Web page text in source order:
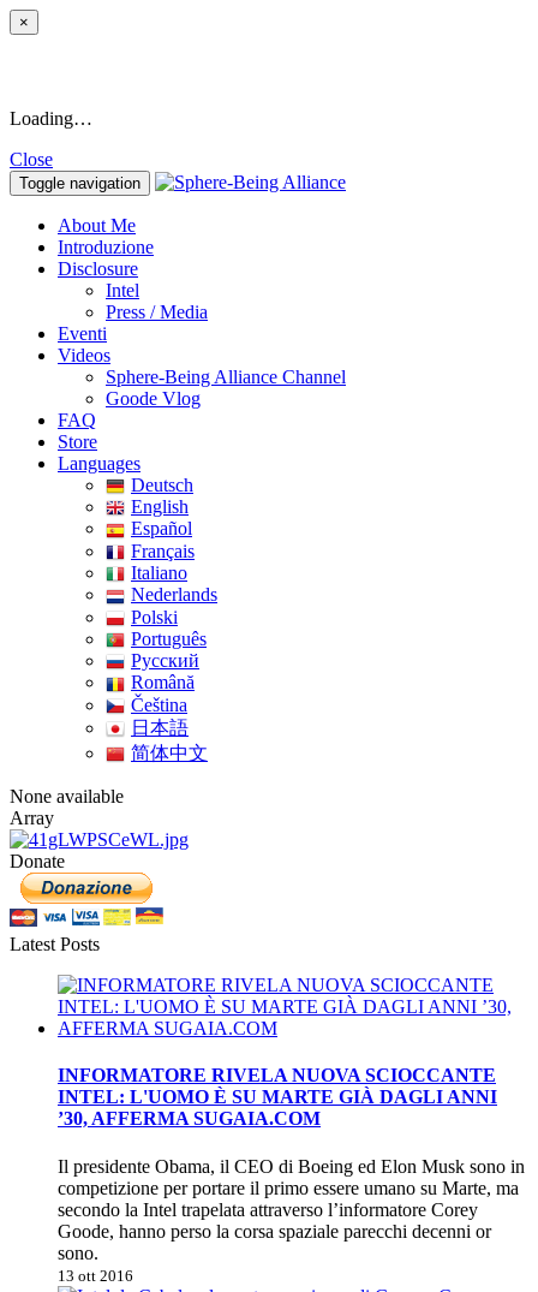
×
Loading…
Close
Toggle navigation
About Me
Introduzione
Disclosure
Intel
Press / Media
Eventi
Videos
Sphere-Being Alliance Channel
Goode Vlog
FAQ
Store
Languages
Deutsch
English
Español
Français
Italiano
Nederlands
Polski
Português
Pусский
Română
Čeština
日本語
简体中文
None available
Array
Donate
Latest Posts
INFORMATORE RIVELA NUOVA SCIOCCANTE
INTEL: L'UOMO È SU MARTE GIÀ DAGLI ANNI
’30, AFFERMA SUGAIA.COM
Il presidente Obama, il CEO di Boeing ed Elon Musk sono in
competizione per portare il primo essere umano su Marte, ma
secondo la Intel trapelata attraverso l’informatore Corey
Goode, hanno perso la corsa spaziale parecchi decenni or
sono.
13 ott 2016